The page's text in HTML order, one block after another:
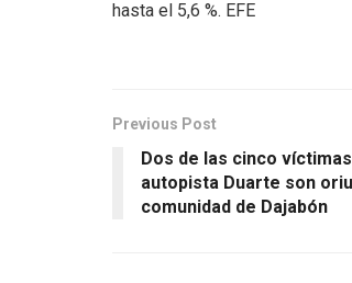
hasta el 5,6 %. EFE
Previous Post
Dos de las cinco
autopista Duarte son
comunidad de Dajabón